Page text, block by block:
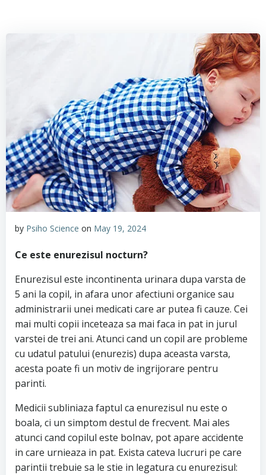
by Psiho Science on May 19, 2024
Ce este enurezisul nocturn?
Enurezisul este incontinenta urinara dupa varsta de
5 ani la copil, in afara unor afectiuni organice sau
administrarii unei medicati care ar putea fi cauze. Cei
mai multi copii inceteaza sa mai faca in pat in jurul
varstei de trei ani. Atunci cand un copil are probleme
cu udatul patului (enurezis) dupa aceasta varsta,
acesta poate fi un motiv de ingrijorare pentru
parinti.
Medicii subliniaza faptul ca enurezisul nu este o
boala, ci un simptom destul de frecvent. Mai ales
atunci cand copilul este bolnav, pot apare accidente
in care urnieaza in pat. Exista cateva lucruri pe care
parintii trebuie sa le stie in legatura cu enurezisul: